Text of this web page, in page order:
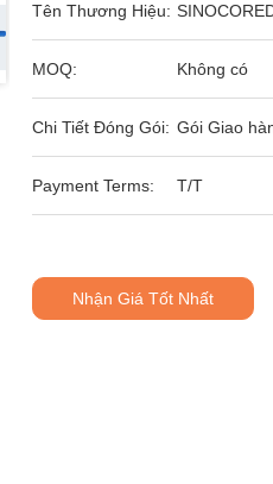
Tên Thương Hiệu:
MOQ: Không có
Chi Tiết Đóng Gói: Gói Giao
Payment Terms: T/T
Nhận Giá Tốt Nhất